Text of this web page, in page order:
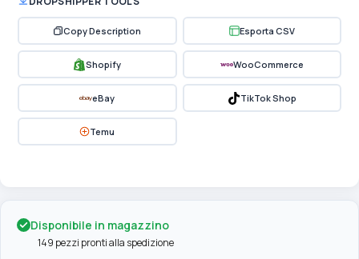
Copy Description Esporta CSV
Shopify WooCommerce
eBay TikTok Shop
Temu
Disponibile in magazzino
149 pezzi pronti alla spedizione